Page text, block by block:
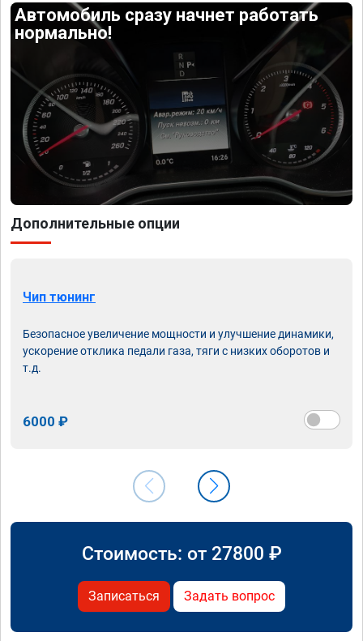
Автомобиль сразу начнет работать
нормально!
Дополнительные опции
Чип тюнинг
Безопасное увеличение мощности и улучшение динамики,
ускорение отклика педали газа, тяги с низких оборотов и
т.д.
6000 ₽
Стоимость: от 27800 ₽
Записаться Задать вопрос